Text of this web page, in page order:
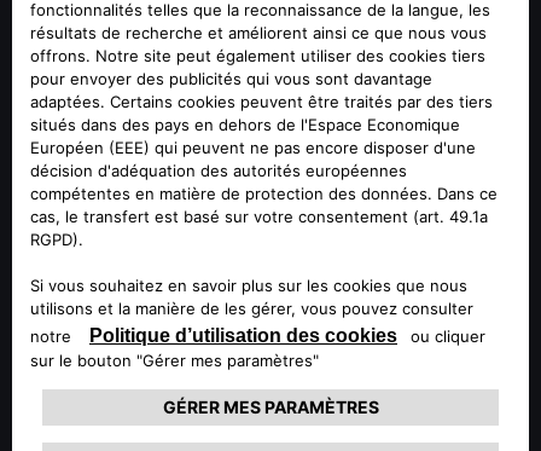
plaquettes de frein sontreliées à l’étrier et
compriment le disque lors du freinage, créant ainsi le
frottement nécessaire pour ralentir ou arrêter le
véhicule.
DISQUES DE FREIN
Lorsque l'on appuie sur la pédale de frein,